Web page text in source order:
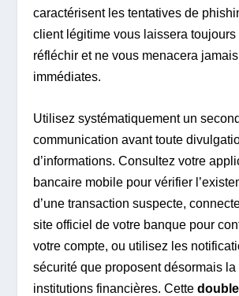
caractérisent les tentatives de
client légitime vous laissera toujours
réfléchir et ne vous menacera
immédiates.
Utilisez systématiquement un
communication avant toute
d’informations. Consultez votre
bancaire mobile pour vérifier
d’une transaction suspecte,
site officiel de votre banque pour
votre compte, ou utilisez les
sécurité que proposent désormais
institutions financières. Cette